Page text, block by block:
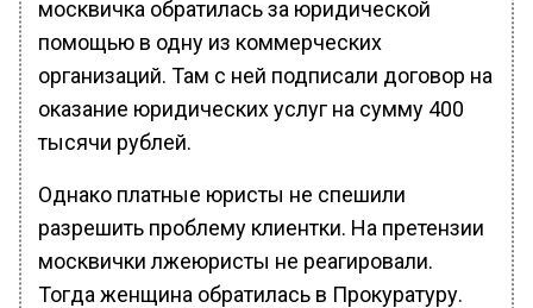
москвичка обратилась за юридической
помощью в одну из коммерческих
организаций. Там с ней подписали договор на
оказание юридических услуг на сумму 400
тысячи рублей.
Однако платные юристы не спешили
разрешить проблему клиентки. На претензии
москвички лжеюристы не реагировали.
Тогда женщина обратилась в Прокуратуру.